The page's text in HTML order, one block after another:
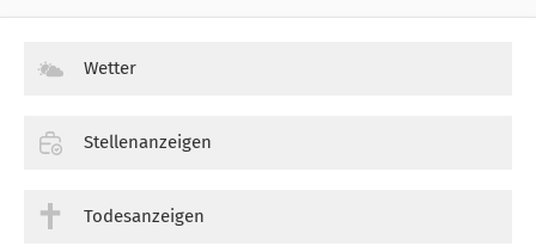
Wetter
Stellenanzeigen
Todesanzeigen